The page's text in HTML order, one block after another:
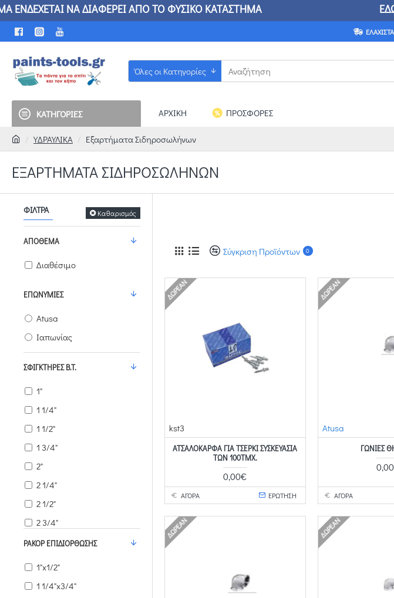
ΑΠΟ ΤΟ ΦΥΣΙΚΟ ΚΑΤΑΣΤΗΜΑ ΕΔΩ ΒΡΙΣΚΕΤΕ ΟΛΑ ΤΑ
Όλες οι Κατηγορίες
ΚΑΤΗΓΟΡΙΕΣ ΑΡΧΙΚΗ ΠΡΟΣΦΟΡΕΣ
ΥΔΡΑΥΛΙΚΑ Εξαρτήματα Σιδηροσωλήνων
ΕΞΑΡΤΉΜΑΤΑ ΣΙΔΗΡΟΣΩΛΉΝΩΝ
ΦΊΛΤΡΑ Καθαρισμός
ΕΠΩΝΥΜΊΕΣ
Atusa
Ιαπωνίας
ΣΦΙΓΚΤΉΡΕΣ B.T.
1"
1 1/4"
1 1/2"
1 3/4"
2"
2 1/4"
2 1/2"
2 3/4"
3"
ΡΑΚΌΡ ΕΠΙΔΙΌΡΘΩΣΗΣ
1"x1/2"
1 1/4"x3/4"
ΑΠΌΘΕΜΑ
Διαθέσιμο
Σύγκριση Προϊόντων 0
ΔΩΡΕΆΝ
kst3
ΑΤΣΑΛΌΚΑΡΦΑ ΓΙΑ ΤΣΈΡΚΙ ΣΥΣΚΕΥΑΣΊΑ
ΤΩΝ 100ΤΜΧ.
0,00€
ΑΓΟΡΑ ΕΡΩΤΗΣΗ
ΔΩΡΕΆΝ
Atusa
ΓΩΝΊΕΣ
ΑΓΟΡΑ
ΔΩΡΕΆΝ ΔΩΡΕΆΝ